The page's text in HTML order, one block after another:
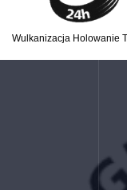
Wulkanizacja Holowanie